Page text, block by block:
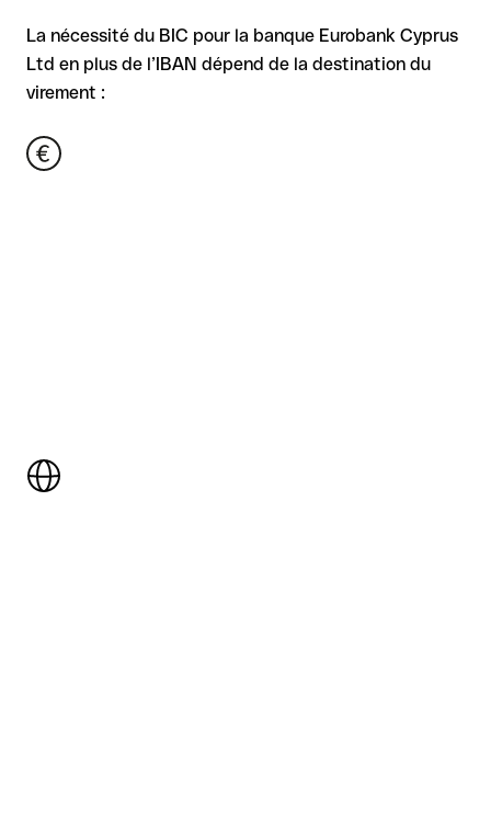
La nécessité du BIC pour la banque Eurobank Cyprus
Ltd en plus de l’IBAN dépend de la destination du
virement :